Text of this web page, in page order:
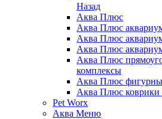
Назад
Аква Плюс
Аква Плюс
Аква Плюс
Аква Плюс
Аква Плюс
комплексы
Аква Плюс
Аква Плюс коврики
Pet Worx
Аква Меню